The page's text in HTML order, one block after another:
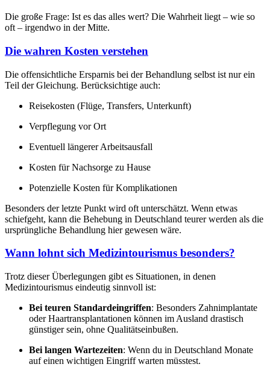
Die große Frage: Ist es das alles wert? Die Wahrheit liegt – wie so
oft – irgendwo in der Mitte.
Die wahren Kosten verstehen
Die offensichtliche Ersparnis bei der Behandlung selbst ist nur ein
Teil der Gleichung. Berücksichtige auch:
Reisekosten (Flüge, Transfers, Unterkunft)
Verpflegung vor Ort
Eventuell längerer Arbeitsausfall
Kosten für Nachsorge zu Hause
Potenzielle Kosten für Komplikationen
Besonders der letzte Punkt wird oft unterschätzt. Wenn etwas
schiefgeht, kann die Behebung in Deutschland teurer werden als die
ursprüngliche Behandlung hier gewesen wäre.
Wann lohnt sich Medizintourismus besonders?
Trotz dieser Überlegungen gibt es Situationen, in denen
Medizintourismus eindeutig sinnvoll ist:
Bei teuren Standardeingriffen: Besonders Zahnimplantate
oder Haartransplantationen können im Ausland drastisch
günstiger sein, ohne Qualitätseinbußen.
Bei langen Wartezeiten: Wenn du in Deutschland Monate
auf einen wichtigen Eingriff warten müsstest.